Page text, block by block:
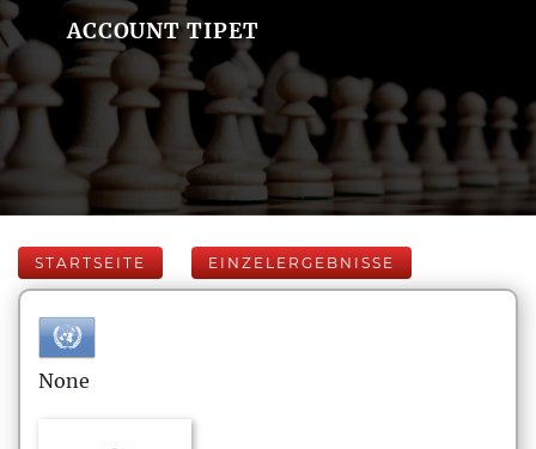
ACCOUNT TIPET
STARTSEITE EINZELERGEBNISSE
None